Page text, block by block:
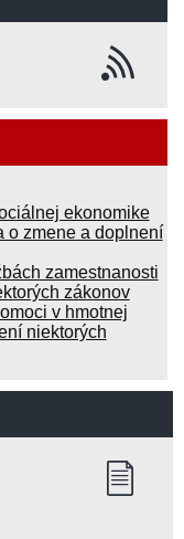
ekonomike
o zmene a doplnení
zamestnanosti
zákonov
v hmotnej
niektorých